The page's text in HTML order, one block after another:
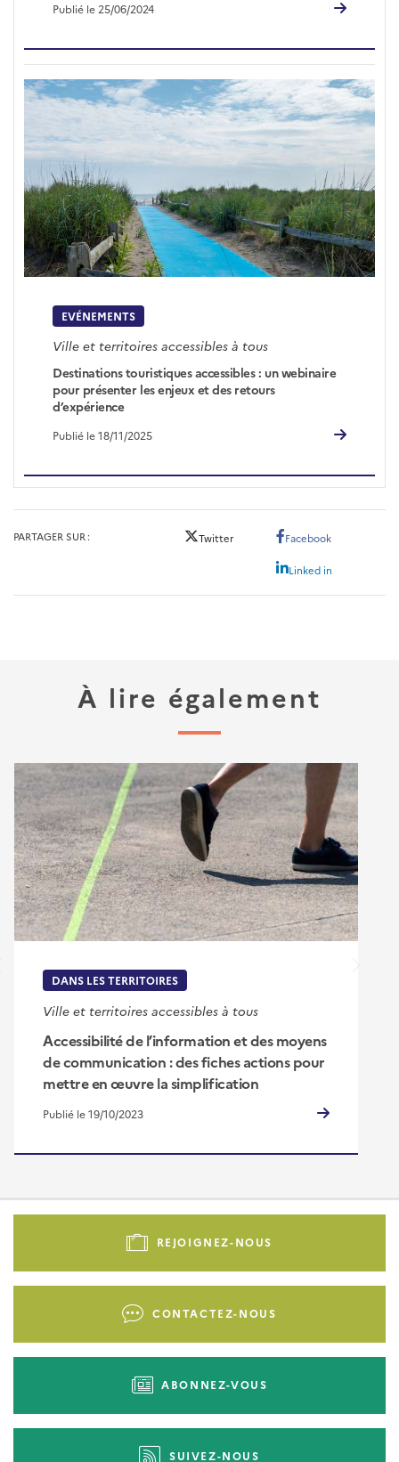
Publié le 25/06/2024
EVÉNEMENTS
Ville et territoires accessibles à tous
Destinations touristiques accessibles : un webinaire
pour présenter les enjeux et des retours
d’expérience
Publié le 18/11/2025
PARTAGER SUR Twitter Facebook
Linked in
À lire également
DANS LES TERRITOIRES
Ville et territoires accessibles à tous
Accessibilité de l’information et des moyens
de communication : des fiches actions pour
mettre en œuvre la simplification
Publié le 19/10/2023
Pied
-
REJOIGNEZ-NOUS
CONTACTEZ-NOUS
ABONNEZ-VOUS
SUIVEZ-NOUS